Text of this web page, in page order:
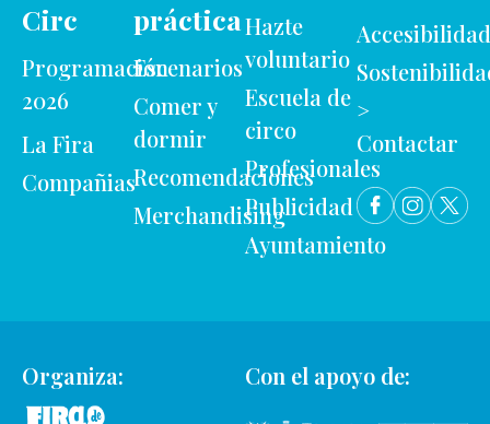
Circ
Programación
2026
La Fira
Compañias
práctica
Escenarios
Comer y
dormir
Recomendaciones
Merchandising
Hazte
voluntario
Escuela de
circo
Profesionales
Publicidad
Ayuntamiento
Accesibilidad
>
Contactar
Organiza: Con el apoyo de: